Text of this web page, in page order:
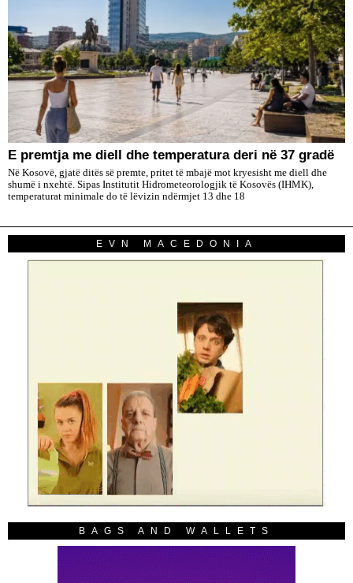
E premtja me diell dhe temperatura deri në 37 gradë
Në Kosovë, gjatë ditës së premte, pritet të mbajë mot kryesisht me diell dhe
shumë i nxehtë. Sipas Institutit Hidrometeorologjik të Kosovës (IHMK),
temperaturat minimale do të lëvizin ndërmjet 13 dhe 18
EVN MACEDONIA
BAGS AND WALLETS